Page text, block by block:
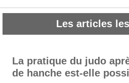
Les articles
La pratique du judo
de hanche est-elle